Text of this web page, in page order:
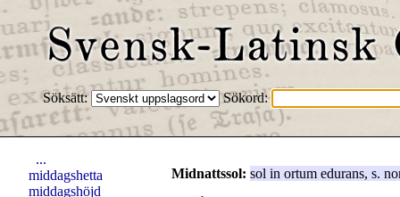
Söksätt: Sökord:
Midnattssol: sol in ortum edurans, s.
...
middagshetta
middagshöjd